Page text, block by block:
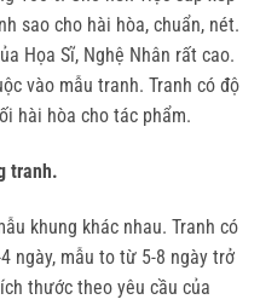
sao cho hài hòa, chuẩn, nét.
Họa Sĩ, Nghệ Nhân rất cao.
vào mẫu tranh. Tranh có độ
hài hòa cho tác phẩm.
tranh.
khung khác nhau. Tranh có
ngày, mẫu to từ 5-8 ngày trở
thước theo yêu cầu của